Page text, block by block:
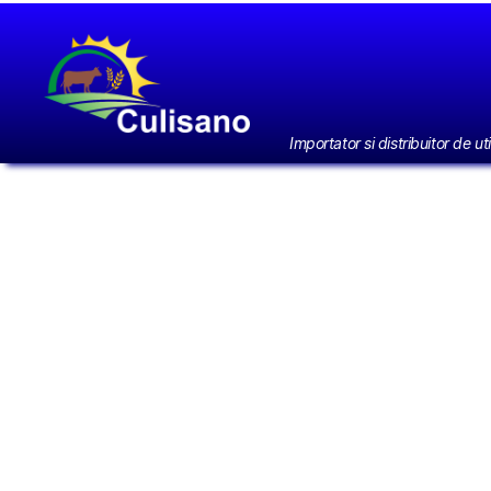
Importator si distribuitor de